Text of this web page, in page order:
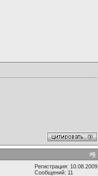
#6
Регистрация: 10.08.2009
Сообщений: 11